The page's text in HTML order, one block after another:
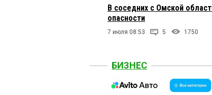
В соседних с Омской
опасности
7 июля 08:53 5 1750
БИЗНЕС